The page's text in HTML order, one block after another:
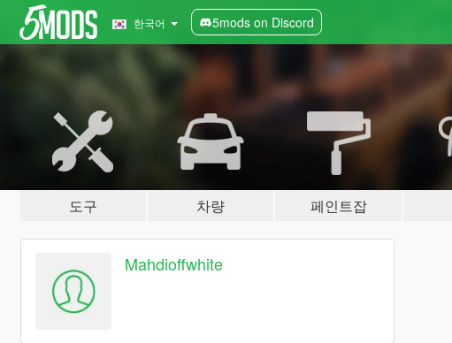
한국어 5mods on Discord
도구 차량 페인트잡
Mahdioffwhite